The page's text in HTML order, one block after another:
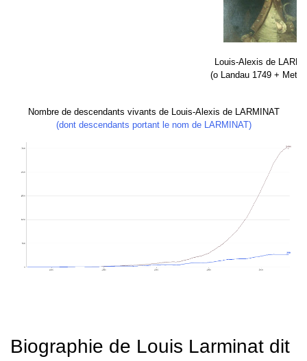
Louis-Alexis de
(o Landau 1749 + Metz
Nombre de descendants vivants de Louis-Alexis de LARMINAT
(dont descendants portant le nom de LARMINAT)
Biographie de Louis Larminat dit